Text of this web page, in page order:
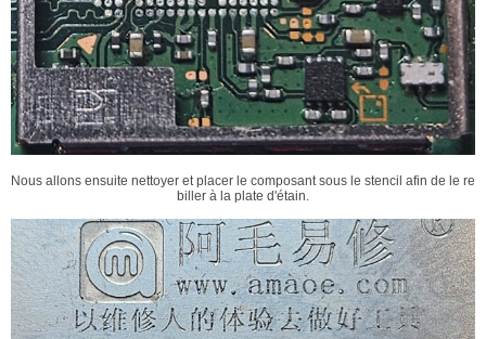
Nous allons ensuite nettoyer et placer le composant sous le stencil afin de le re
biller à la plate d'étain.